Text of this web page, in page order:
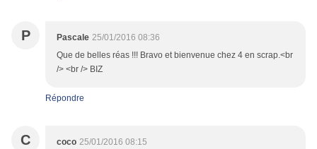
P Pascale 25/01/2016 08:36
Que de belles réas !!! Bravo et bienvenue chez 4 en scrap.<br
/> <br /> BIZ
Répondre
C coco 25/01/2016 08:15